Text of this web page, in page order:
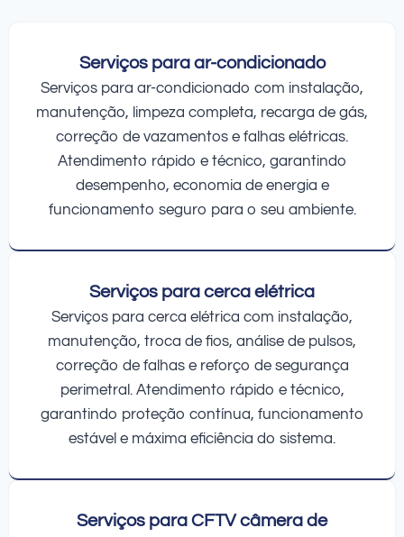
Serviços para ar-condicionado
Serviços para ar-condicionado com instalação,
manutenção, limpeza completa, recarga de gás,
correção de vazamentos e falhas elétricas.
Atendimento rápido e técnico, garantindo
desempenho, economia de energia e
funcionamento seguro para o seu ambiente.
Serviços para cerca elétrica
Serviços para cerca elétrica com instalação,
manutenção, troca de fios, análise de pulsos,
correção de falhas e reforço de segurança
perimetral. Atendimento rápido e técnico,
garantindo proteção contínua, funcionamento
estável e máxima eficiência do sistema.
Serviços para CFTV câmera de